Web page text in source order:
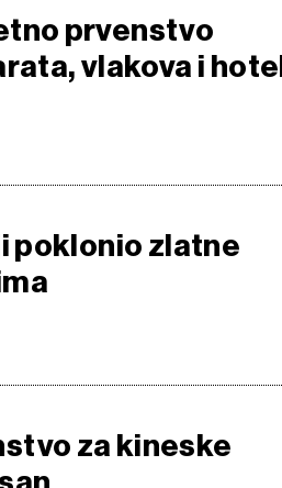
prvenstvo
vlakova i
poklonio zlatne
za kineske